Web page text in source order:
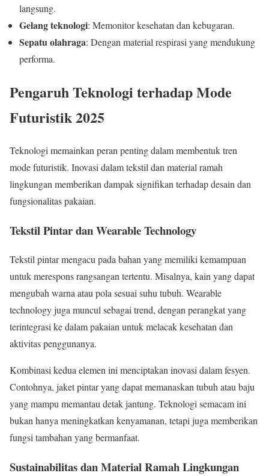
langsung.
Gelang teknologi: Memonitor kesehatan dan kebugaran.
Sepatu olahraga: Dengan material respirasi yang mendukung
performa.
Pengaruh Teknologi terhadap Mode
Futuristik 2025
Teknologi memainkan peran penting dalam membentuk tren
mode futuristik. Inovasi dalam tekstil dan material ramah
lingkungan memberikan dampak signifikan terhadap desain dan
fungsionalitas pakaian.
Tekstil Pintar dan Wearable Technology
Tekstil pintar mengacu pada bahan yang memiliki kemampuan
untuk merespons rangsangan tertentu. Misalnya, kain yang dapat
mengubah warna atau pola sesuai suhu tubuh. Wearable
technology juga muncul sebagai trend, dengan perangkat yang
terintegrasi ke dalam pakaian untuk melacak kesehatan dan
aktivitas penggunanya.
Kombinasi kedua elemen ini menciptakan inovasi dalam fesyen.
Contohnya, jaket pintar yang dapat memanaskan tubuh atau baju
yang mampu memantau detak jantung. Teknologi semacam ini
bukan hanya meningkatkan kenyamanan, tetapi juga memberikan
fungsi tambahan yang bermanfaat.
Sustainabilitas dan Material Ramah Lingkungan